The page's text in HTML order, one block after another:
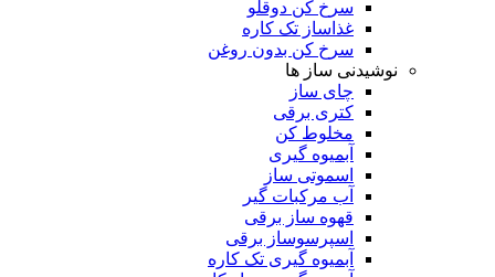
سرخ کن دوقلو
غذاساز تک کاره
سرخ کن بدون روغن
نوشیدنی ساز ها
چای ساز
کتری برقی
مخلوط کن
آبمیوه گیری
اسموتی ساز
آب مرکبات گیر
قهوه ساز برقی
اسپرسوساز برقی
آبمیوه گیری تک کاره